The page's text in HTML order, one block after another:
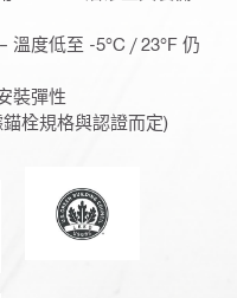
溫度低至 -5°C / 23°F 仍
裝彈性
栓規格與認證而定)
居於能源與環保設